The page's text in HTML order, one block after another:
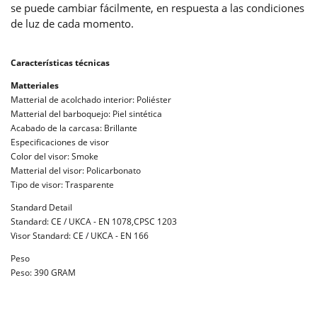
se puede cambiar fácilmente, en respuesta a las condiciones
de luz de cada momento.
Características técnicas
Matteriales
Matterial de acolchado interior: Poliéster
Matterial del barboquejo: Piel sintética
Acabado de la carcasa: Brillante
Especificaciones de visor
Color del visor: Smoke
Matterial del visor: Policarbonato
Tipo de visor: Trasparente
Standard Detail
Standard: CE / UKCA - EN 1078,CPSC 1203
Visor Standard: CE / UKCA - EN 166
Peso
Peso: 390 GRAM